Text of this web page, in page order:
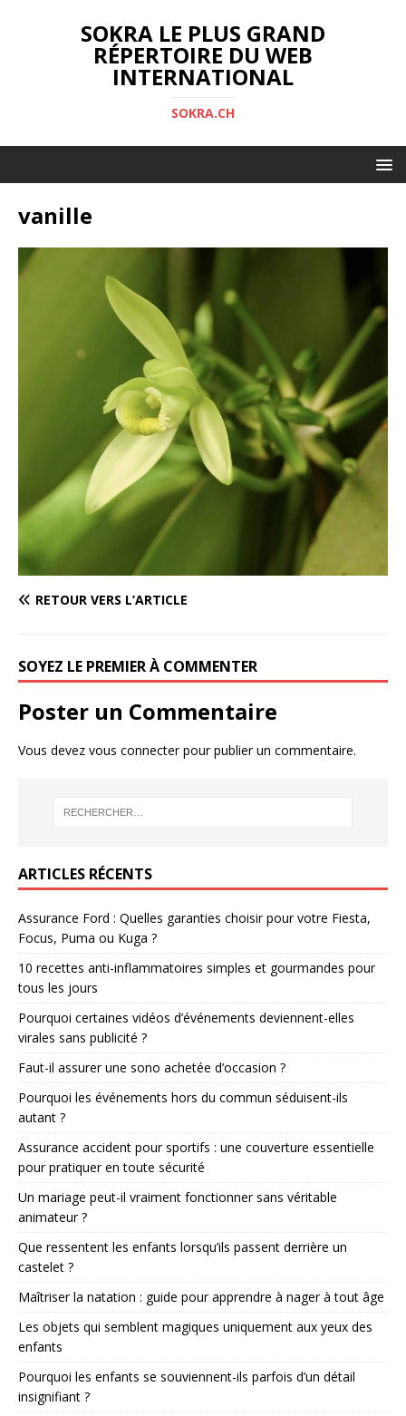
SOKRA LE PLUS GRAND
RÉPERTOIRE DU WEB
INTERNATIONAL
SOKRA.CH
vanille
RETOUR VERS L’ARTICLE
SOYEZ LE PREMIER À COMMENTER
Poster un Commentaire
Vous devez vous connecterpour publier un commentaire.
ARTICLES RÉCENTS
Assurance Ford : Quelles garanties choisir pour votre Fiesta,
Focus, Puma ou Kuga ?
10 recettes anti-inflammatoires simples et gourmandes pour
tous les jours
Pourquoi certaines vidéos d’événements deviennent-elles
virales sans publicité ?
Faut-il assurer une sono achetée d’occasion ?
Pourquoi les événements hors du commun séduisent-ils
autant ?
Assurance accident pour sportifs : une couverture essentielle
pour pratiquer en toute sécurité
Un mariage peut-il vraiment fonctionner sans véritable
animateur ?
Que ressentent les enfants lorsqu’ils passent derrière un
castelet ?
Maîtriser la natation : guide pour apprendre à nager à tout âge
Les objets qui semblent magiques uniquement aux yeux des
enfants
Pourquoi les enfants se souviennent-ils parfois d’un détail
insignifiant ?